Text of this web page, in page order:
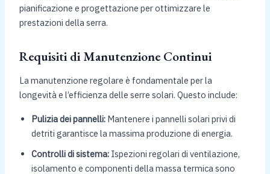
pianificazione e progettazione per ottimizzare le
prestazioni della serra.
Requisiti di Manutenzione Continui
La manutenzione regolare è fondamentale per la
longevità e l’efficienza delle serre solari. Questo include:
Pulizia dei pannelli:Mantenere i pannelli solari privi di
detriti garantisce la massima produzione di energia.
Controlli di sistema:Ispezioni regolari di ventilazione,
isolamento e componenti della massa termica sono